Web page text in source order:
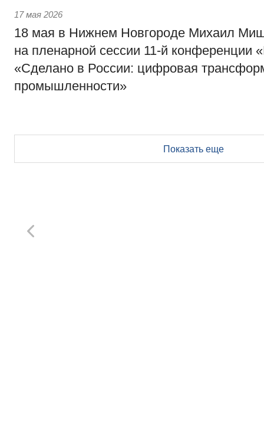
17 мая 2026
18 мая в Нижнем Новгороде Михаил
на пленарной сессии 11-й конференции
«Сделано в России: цифровая
промышленности»
Показать еще